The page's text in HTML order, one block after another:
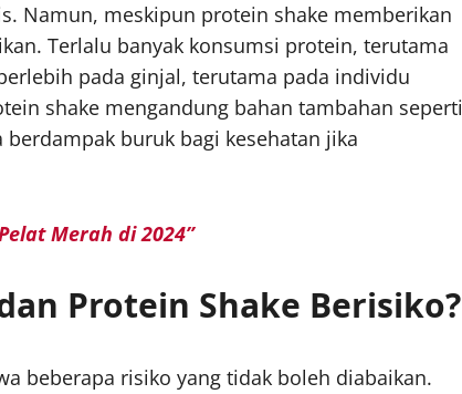
Namun, meskipun protein shake memberikan
Terlalu banyak konsumsi protein, terutama
pada ginjal, terutama pada individu
shake mengandung bahan tambahan seperti
buruk bagi kesehatan jika
Merah di 2024”
Protein Shake Berisiko?
beberapa risiko yang tidak boleh diabaikan.